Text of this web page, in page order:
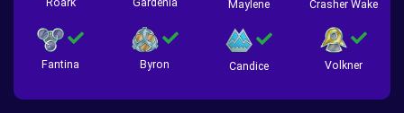
Roark Gardenia Maylene Crasher Wake
Fantina Byron Candice Volkner